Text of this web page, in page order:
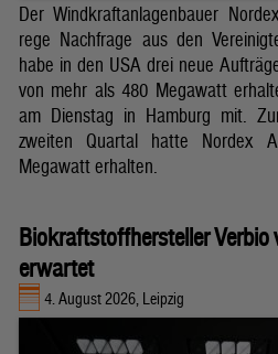
Der Windkraftanlagenbauer
rege Nachfrage aus den
habe in den USA drei neue
von mehr als 480 Megawatt
am Dienstag in Hamburg mit.
zweiten Quartal hatte Nordex
Megawatt erhalten.
Biokraftstoffhersteller Verbio
erwartet
4. August 2026, Leipzig